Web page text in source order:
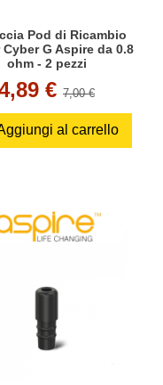
Pod di Ricambio
Cyber G Aspire da 0.8
ohm - 2 pezzi
€ 7,00 €
al carrello